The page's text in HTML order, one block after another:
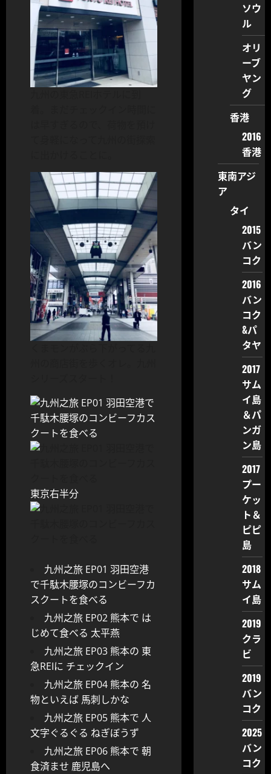
東京右半分
九州之旅 EP01 羽田空港
で千駄木腰塚のコンビーフカ
スクートを食べる
九州之旅 EP02 熊本で は
じめて食べる 太平燕
九州之旅 EP03 熊本の 東
急REIに チェックイン
九州之旅 EP04 熊本の 名
物といえば 馬刺しかな
九州之旅 EP05 熊本で 人
文字ぐるぐる ねぎぼうず
九州之旅 EP06 熊本で 朝
食済ませ 鹿児島へ
ソウ
ル
オリ
ーブ
ヤン
グ
香港
2016
香港
東南アジ
ア
タイ
2015
バン
コク
2016
バン
コク
&パ
タヤ
2017
サム
イ島
＆パ
ンガ
ン島
2017
プー
ケッ
ト＆
ピピ
島
2018
サム
イ島
2019
クラ
ビ
2019
バン
コク
2025
バン
コク